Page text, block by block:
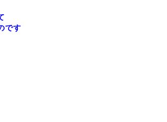
です